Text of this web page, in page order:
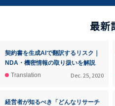
最新
契約書を生成AIで翻訳するリスク｜
NDA・機密情報の取り扱いを解説
Translation
Dec. 25, 2020
経営者が知るべき「どんなリサーチ